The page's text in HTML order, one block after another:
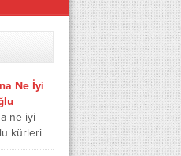
Ne İyi
ne iyi
kürleri